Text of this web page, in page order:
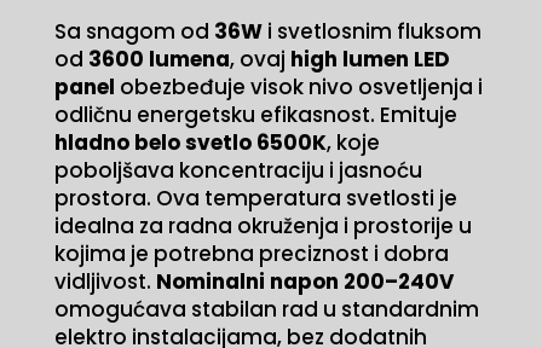
Sa snagom od 36Wi svetlosnim fluksom
od 3600 lumena, ovaj high lumen LED
panel obezbeđuje visok nivo osvetljenja i
odličnu energetsku efikasnost. Emituje
hladno belo svetlo 6500K, koje
poboljšava koncentraciju i jasnoću
prostora. Ova temperatura svetlosti je
idealna za radna okruženja i prostorije u
kojima je potrebna preciznost i dobra
vidljivost. Nominalni napon 200–240V
omogućava stabilan rad u standardnim
elektro instalacijama, bez dodatnih